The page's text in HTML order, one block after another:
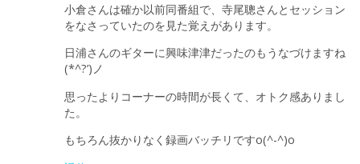
小倉さんは確か以前同番組で、寺尾聰さんとセッション
をなさっていたのを見た覚えがあります。
日浦さんのギターに興味津津だったのもうなづけますね
(*^?’)ノ
思ったよりコーナーの時間が長くて、オトク感ありまし
た。
もちろん抜かりなく録画バッチリですo(^-^)o